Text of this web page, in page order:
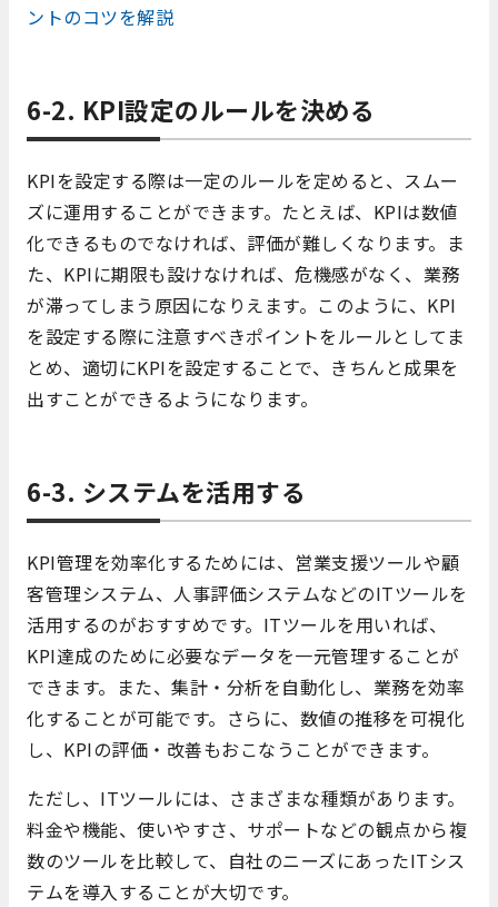
ントのコツを解説
6-2. KPI設定のルールを決める
KPIを設定する際は一定のルールを定めると、スムー
ズに運用することができます。たとえば、KPIは数値
化できるものでなければ、評価が難しくなります。ま
た、KPIに期限も設けなければ、危機感がなく、業務
が滞ってしまう原因になりえます。このように、KPI
を設定する際に注意すべきポイントをルールとしてま
とめ、適切にKPIを設定することで、きちんと成果を
出すことができるようになります。
6-3. システムを活用する
KPI管理を効率化するためには、営業支援ツールや顧
客管理システム、人事評価システムなどのITツールを
活用するのがおすすめです。ITツールを用いれば、
KPI達成のために必要なデータを一元管理することが
できます。また、集計・分析を自動化し、業務を効率
化することが可能です。さらに、数値の推移を可視化
し、KPIの評価・改善もおこなうことができます。
ただし、ITツールには、さまざまな種類があります。
料金や機能、使いやすさ、サポートなどの観点から複
数のツールを比較して、自社のニーズにあったITシス
テムを導入することが大切です。